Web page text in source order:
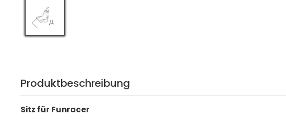
Produktbeschreibung
Sitz für Funracer